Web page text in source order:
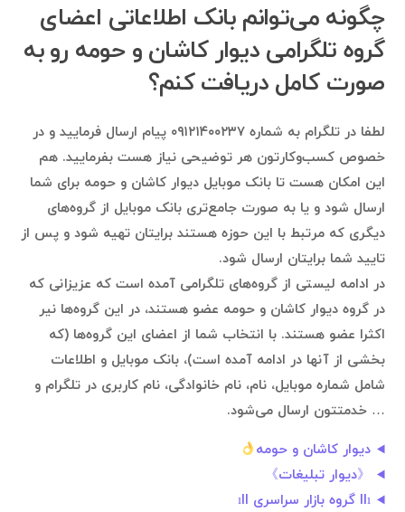
چگونه می‌توانم بانک اطلاعاتی اعضای
گروه تلگرامی دیوار کاشان و حومه رو به
صورت کامل دریافت کنم؟
لطفا در تلگرام به شماره ۰۹۱۲۱۴۰۰۲۳۷ پیام ارسال فرمایید و در
خصوص کسب‌وکارتون هر توضیحی نیاز هست بفرمایید. هم
این امکان هست تا بانک موبایل دیوار کاشان و حومه برای شما
ارسال شود و یا به صورت جامع‌تری بانک موبایل از گروه‌های
دیگری که مرتبط با این حوزه هستند برایتان تهیه شود و پس از
تایید شما برایتان ارسال شود.
در ادامه لیستی از گروه‌های تلگرامی آمده است که عزیزانی که
در گروه دیوار کاشان و حومه عضو هستند، در این گروه‌ها نیر
اکثرا عضو هستند. با انتخاب شما از اعضای این گروه‌ها (که
بخشی از آنها در ادامه آمده است)، بانک موبایل و اطلاعات
شامل شماره موبایل، نام، نام خانوادگی، نام کاربری در تلگرام و
… خدمتتون ارسال می‌شود.
دیوار کاشان و حومه
《دیوار تبلیغات》
llı گروه بازار سراسری ıll